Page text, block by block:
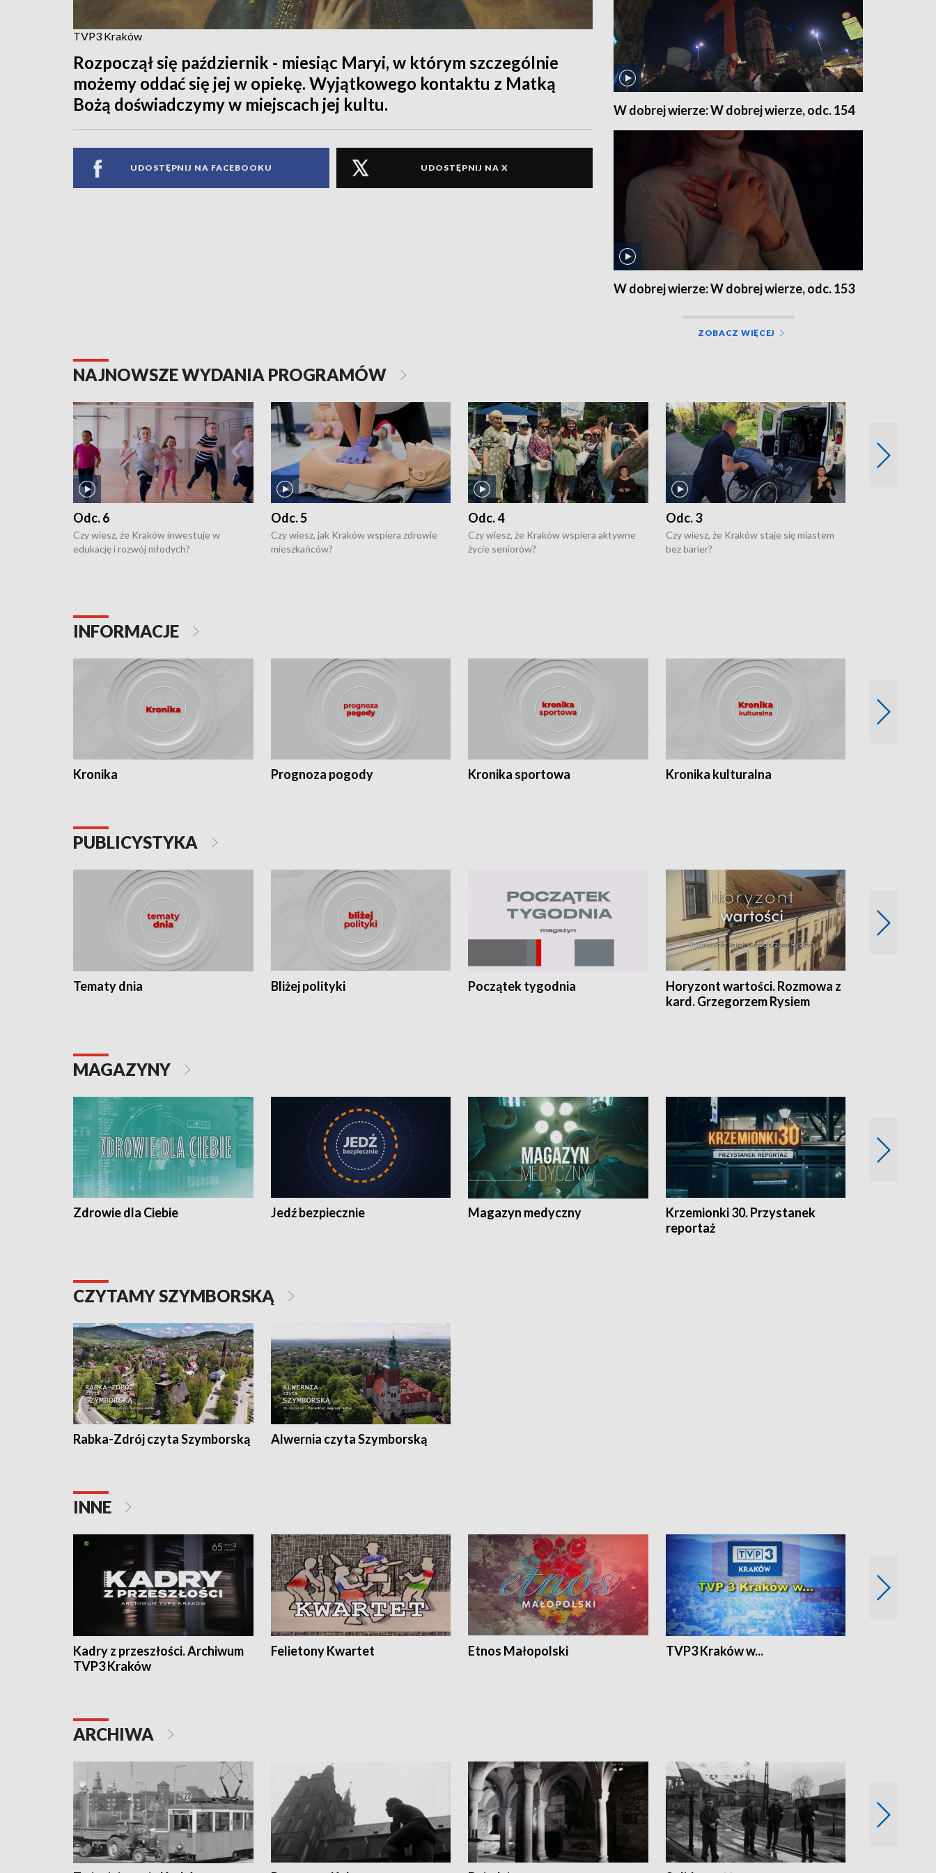
TVP3 Kraków
Rozpoczął się październik - miesiąc Maryi, w którym szczególnie
możemy oddać się jej w opiekę. Wyjątkowego kontaktu z Matką
Bożą doświadczymy w miejscach jej kultu.
UDOSTĘPNIJ NA FACEBOOKU UDOSTĘPNIJ NA X
W dobrej wierze: W dobrej wierze, odc. 154
W dobrej wierze: W dobrej wierze, odc. 153
ZOBACZ WIĘCEJ
NAJNOWSZE WYDANIA PROGRAMÓW
Odc. 6
Czy wiesz, że Kraków inwestuje w
edukację i rozwój młodych?
Odc. 5
Czy wiesz, jak Kraków wspiera zdrowie
mieszkańców?
Odc. 4
Czy wiesz, że Kraków wspiera aktywne
życie seniorów?
Odc. 3
Czy wiesz, że Kraków staje się miastem
bez barier?
INFORMACJE
Kronika Prognoza pogody Kronika sportowa Kronika kulturalna
PUBLICYSTYKA
Tematy dnia Bliżej polityki Początek tygodnia
Horyzont wartości. Rozmowa z
kard. Grzegorzem Rysiem
MAGAZYNY
Zdrowie dla Ciebie Jedź bezpiecznie Magazyn medyczny
Krzemionki 30. Przystanek
reportaż
CZYTAMY SZYMBORSKĄ
Rabka-Zdrój czyta Szymborską Alwernia czyta Szymborską
INNE
Kadry z przeszłości. Archiwum
TVP3 Kraków
Felietony Kwartet Etnos Małopolski TVP3 Kraków w...
ARCHIWA